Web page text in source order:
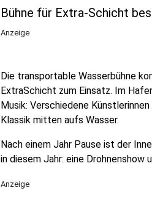
Bühne für Extra-Schicht
Anzeige
Die transportable Wasserbühne
ExtraSchicht zum Einsatz. Im
Musik: Verschiedene
Klassik mitten aufs Wasser.
Nach einem Jahr Pause ist der
in diesem Jahr: eine Drohnenshow
Anzeige